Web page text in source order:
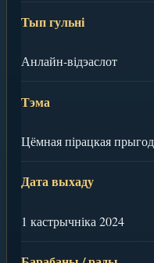
Тып гульні
Анлайн-відэаслот
Тэма
Цёмная пірацкая
Дата выхаду
1 кастрычніка 2024